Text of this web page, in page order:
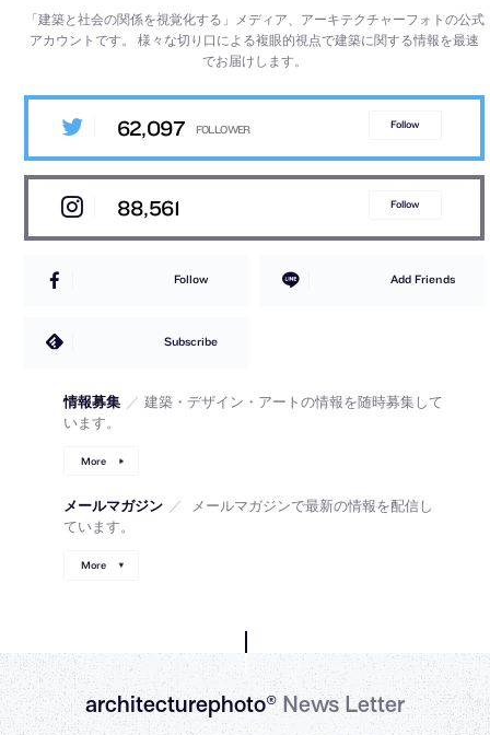
「建築と社会の関係を視覚化する」メディア、アーキテクチャーフォトの公式
アカウントです。様々な切り口による複眼的視点で建築に関する情報を最速
でお届けします。
62,097 Follow
88,561 Follow
Follow Add Friends
Subscribe
情報募集 ／ 建築・デザイン・アートの情報を随時募集して
います。
More
メールマガジン ／
メールマガジンで最新の情報を配信し
ています。
More
architecturephoto®News Letter